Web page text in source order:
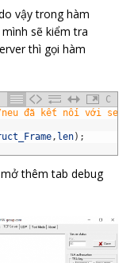
vậy trong hàm
mình sẽ kiểm tra
thì gọi hàm
C
đã kết nối với
, len) ;
thêm tab debug